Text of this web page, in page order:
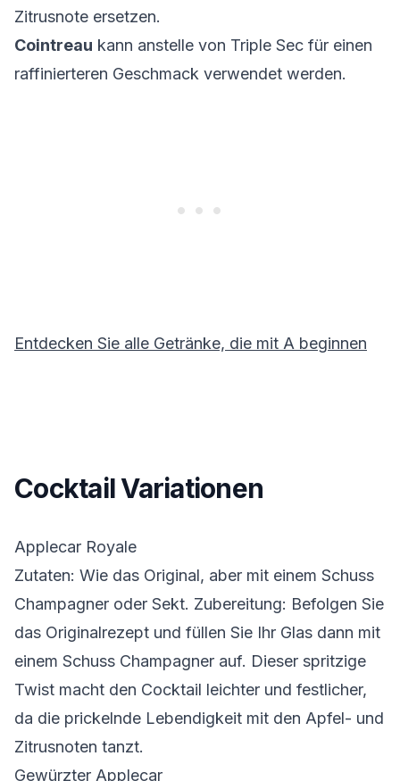
Zitrusnote ersetzen.
Cointreau kann anstelle von Triple Sec für einen
raffinierteren Geschmack verwendet werden.
Entdecken Sie alle Getränke, die mit A beginnen
Cocktail Variationen
Applecar Royale
Zutaten: Wie das Original, aber mit einem Schuss
Champagner oder Sekt. Zubereitung: Befolgen Sie
das Originalrezept und füllen Sie Ihr Glas dann mit
einem Schuss Champagner auf. Dieser spritzige
Twist macht den Cocktail leichter und festlicher,
da die prickelnde Lebendigkeit mit den Apfel- und
Zitrusnoten tanzt.
Gewürzter Applecar